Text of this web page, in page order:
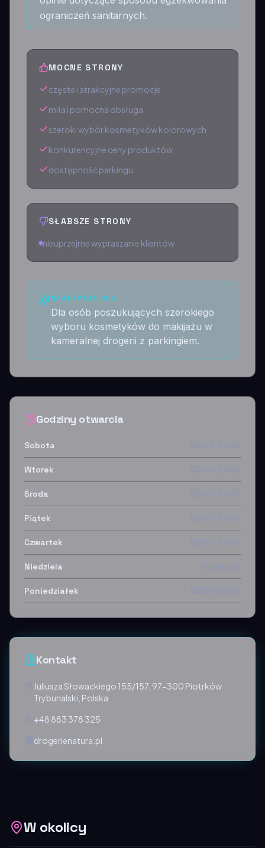
ograniczeń sanitarnych.
MOCNE STRONY
częste i atrakcyjne promocje
miła i pomocna obsługa
szeroki wybór kosmetyków kolorowych
konkurencyjne ceny produktów
dostępność parkingu
SŁABSZE STRONY
nieuprzejme wypraszanie klientów
NAJLEPSZE DLA
Dla osób poszukujących szerokiego
wyboru kosmetyków do makijażu w
kameralnej drogerii z parkingiem.
Godziny otwarcia
Sobota
Wtorek
Środa
Piątek
Czwartek
Niedziela
Poniedziałek
Kontakt
Juliusza Słowackiego 155/157, 97-300 Piotrków
Trybunalski, Polska
+48 883 378 325
drogerienatura.pl
W okolicy